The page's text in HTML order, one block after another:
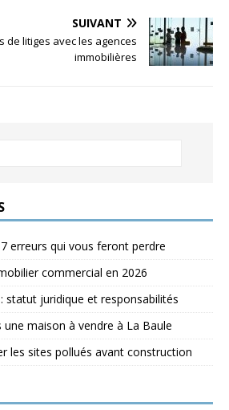
SUIVANT
de litiges avec les agences
immobilières
erreurs qui vous feront perdre
commercial en 2026
statut juridique et responsabilités
maison à vendre à La Baule
les sites pollués avant construction